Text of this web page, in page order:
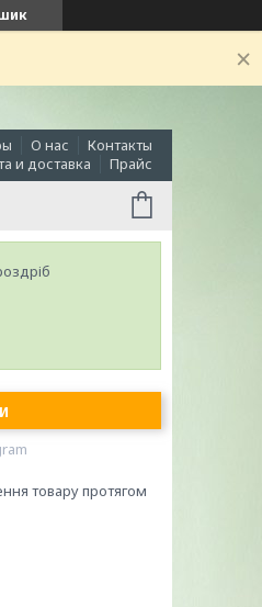
О нас
Контакты
и доставка
Прайс
товару протягом